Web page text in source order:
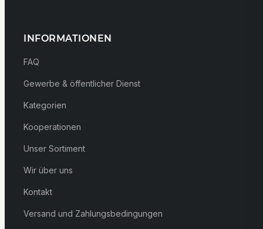
INFORMATIONEN
FAQ
Gewerbe & öffentlicher Dienst
Kategorien
Kooperationen
Unser Sortiment
Wir über uns
Kontakt
Versand und Zahlungsbedingungen